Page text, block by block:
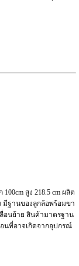
สูง 218.5 cm ผลิต
มีฐานของลูกล้อพร้อมขา
ลื่อนย้าย สินค้ามาตรฐาน
นที่อาจเกิดจากอุปกรณ์